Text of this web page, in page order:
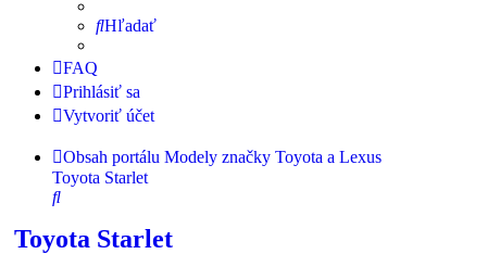
Hľadať
FAQ
Prihlásiť sa
Vytvoriť účet
Obsah portálu Modely značky Toyota a Lexus
Toyota Starlet
Hľadať
Toyota Starlet